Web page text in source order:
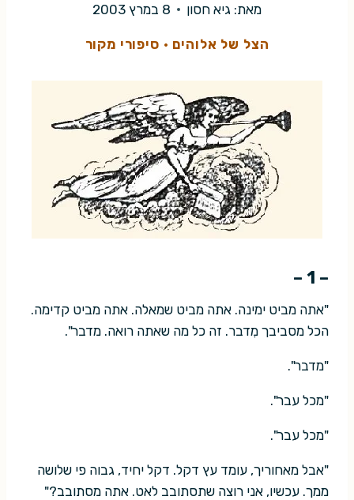
מאת: גיא חסון 8 במרץ 2003
הצל של אלוהים · סיפורי מקור
– 1 –
"אתה מביט ימינה. אתה מביט שמאלה. אתה מביט קדימה.
הכל מסביבך מִדבר. זה כל מה שאתה רואה. מדבר".
"מדבר".
"מכל עבר".
"מכל עבר".
"אבל מאחוריך, עומד עץ דקל. דקל יחיד, גבוה פי שלושה
ממך. עכשיו, אני רוצה שתסתובב לאט. אתה מסתובב?"